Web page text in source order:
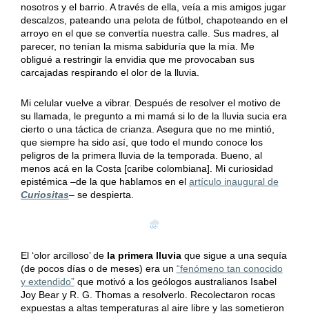
nosotros y el barrio. A través de ella, veía a mis amigos jugar
descalzos, pateando una pelota de fútbol, chapoteando en el
arroyo en el que se convertía nuestra calle. Sus madres, al
parecer, no tenían la misma sabiduría que la mía. Me
obligué a restringir la envidia que me provocaban sus
carcajadas respirando el olor de la lluvia.
Mi celular vuelve a vibrar. Después de resolver el motivo de
su llamada, le pregunto a mi mamá si lo de la lluvia sucia era
cierto o una táctica de crianza. Asegura que no me mintió,
que siempre ha sido así, que todo el mundo conoce los
peligros de la primera lluvia de la temporada. Bueno, al
menos acá en la Costa [caribe colombiana]. Mi curiosidad
epistémica –de la que hablamos en el artículo inaugural de
Curiositas– se despierta.
El ‘olor arcilloso’ de la primera lluviaque sigue a una sequía
(de pocos días o de meses) era un “fenómeno tan conocido
y extendido”que motivó a los geólogos australianos Isabel
Joy Bear y R. G. Thomas a resolverlo. Recolectaron rocas
expuestas a altas temperaturas al aire libre y las sometieron